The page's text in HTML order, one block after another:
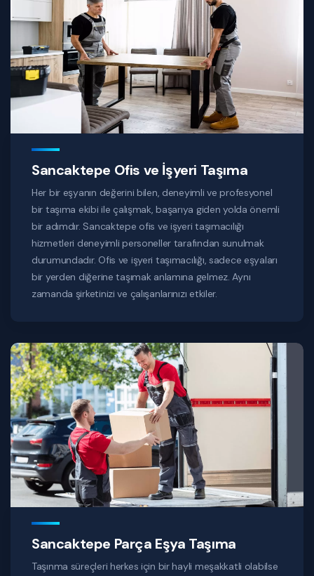
Sancaktepe Ofis ve İşyeri Taşıma
Her bir eşyanın değerini bilen, deneyimli ve profesyonel
bir taşıma ekibi ile çalışmak, başarıya giden yolda önemli
bir adımdır. Sancaktepe ofis ve işyeri taşımacılığı
hizmetleri deneyimli personeller tarafından sunulmak
durumundadır. Ofis ve işyeri taşımacılığı, sadece eşyaları
bir yerden diğerine taşımak anlamına gelmez. Aynı
zamanda şirketinizi ve çalışanlarınızı etkiler.
Sancaktepe Parça Eşya Taşıma
Taşınma süreçleri herkes için bir hayli meşakkatli olabilse